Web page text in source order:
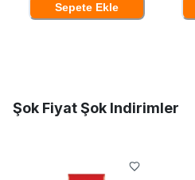
Sepete Ekle
Şok Fiyat Şok Indirimler